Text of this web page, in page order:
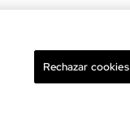
+
Rechazar cookies